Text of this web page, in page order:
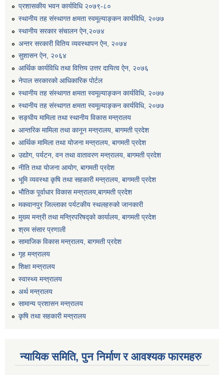
प्रशासकीय भवन कार्यविधि २०७९-८०
स्थानीय तह संस्थागत क्षमता स्वमूल्याङ्कन कार्यविधि, २०७७
स्थानीय सरकार संचालन ऐन,२०७४
अन्तर सरकारी वितिय व्यवस्थापन ऐन, २०७४
सुशासन ऐन, २०६४
आर्थिक कार्यविधि तथा वित्तिय उत्तर दायित्व ऐन, २०७६
नेपाल सरकारको आधिकारिक पोर्टल
स्थानीय तह संस्थागत क्षमता स्वमूल्याङ्कन कार्यविधि, २०७७
स्थानीय तह संस्थागत क्षमता स्वमूल्याङ्कन कार्यविधि, २०७७
सङ्घीय मामिला तथा स्थानीय विकास मन्त्रालय
आन्तरिक मामिला तथा कानून मन्त्रालय, बागमती प्रदेश
आर्थिक मामिला तथा योजना मन्त्रालय, बागमती प्रदेश
उद्योग, पर्यटन, वन तथा वातावरण मन्त्रालय, बागमती प्रदेश
नीति तथा योजना आयोग, बागमती प्रदेश
भूमि व्यवस्था कृषि तथा सहकारी मन्त्रालय, बागमती प्रदेश
भौतिक पूर्वाधार विकास मन्त्रालय,बागमती प्रदेश
मकवानपुर जिल्लाका पर्यटकीय स्थलहरुको जानकारी
मुख्य मन्त्री तथा मन्त्रिपरिषद्को कार्यालय, बागमती प्रदेश
श्रम संसार प्रणाली
सामाजिक विकास मन्त्रालय, बागमती प्रदेश
गृह मन्त्रालय
शिक्षा मन्त्रालय
स्वास्थ्य मन्त्रालय
अर्थ मन्त्रालय
सामान्य प्रशासन मन्त्रालय
कृषि तथा सहकारी मन्त्रालय
न्यायिक समिति, पुन निर्माण र आवश्यक फारमहरु